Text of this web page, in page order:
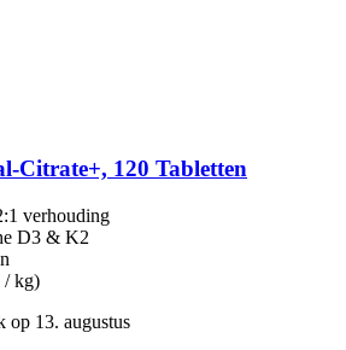
​Citrate+, 120 Tabletten
verhouding
D3 & K2
/ kg)
op 13. augustus